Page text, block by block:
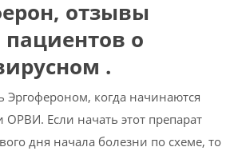
отзывы
о
.
Эргофероном, когда начинаются
Если начать этот препарат
дня начала болезни по схеме, то